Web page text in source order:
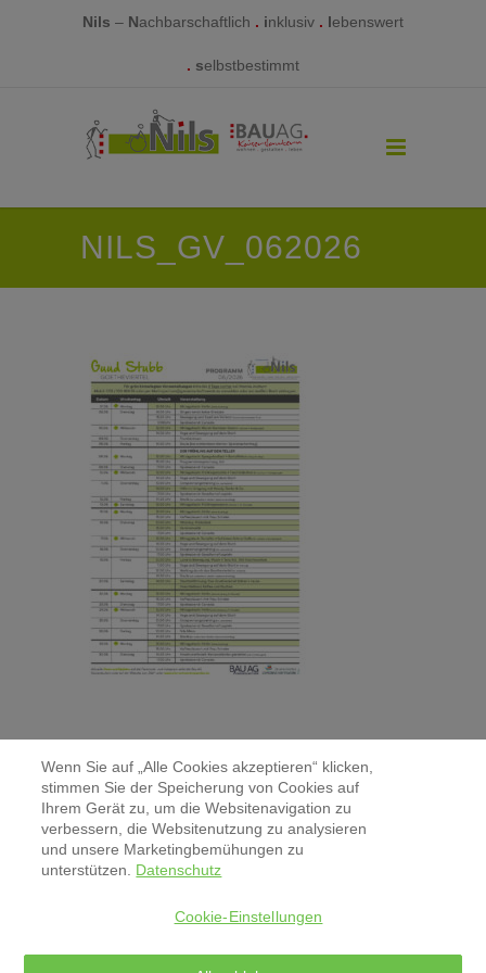
Nils – Nachbarschaftlich . inklusiv . lebenswert
. selbstbestimmt
NILS_GV_062026
Kontakt
Aktuelles & Pressemitteilungen
Wenn Sie auf „Alle Cookies akzeptieren“ klicken,
stimmen Sie der Speicherung von Cookies auf
Ihrem Gerät zu, um die Websitenavigation zu
verbessern, die Websitenutzung zu analysieren
und unsere Marketingbemühungen zu
unterstützen. Datenschutz
Cookie-Einstellungen